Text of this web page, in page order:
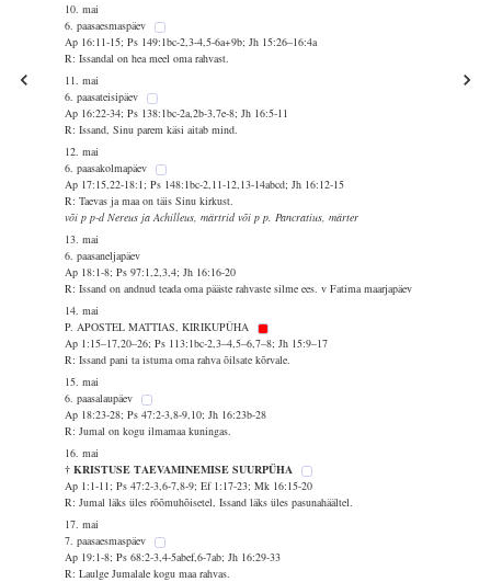
10. mai
6. paasaesmaspäev
Ap 16:11-15; Ps 149:1bc-2,3-4,5-6a+9b; Jh 15:26–16:4a
R: Issandal on hea meel oma rahvast.
11. mai
6. paasateisipäev
Ap 16:22-34; Ps 138:1bc-2a,2b-3,7e-8; Jh 16:5-11
R: Issand, Sinu parem käsi aitab mind.
12. mai
6. paasakolmapäev
Ap 17:15,22-18:1; Ps 148:1bc-2,11-12,13-14abcd; Jh 16:12-15
R: Taevas ja maa on täis Sinu kirkust.
või p p-d Nereus ja Achilleus, märtrid või p p. Pancratius, märter
13. mai
6. paasaneljapäev
Ap 18:1-8; Ps 97:1,2,3,4; Jh 16:16-20
R: Issand on andnud teada oma pääste rahvaste silme ees. v Fatima maarjapäev
14. mai
P. APOSTEL MATTIAS, KIRIKUPÜHA
Ap 1:15–17,20–26; Ps 113:1bc-2,3–4,5–6,7–8; Jh 15:9–17
R: Issand pani ta istuma oma rahva õilsate kõrvale.
15. mai
6. paasalaupäev
Ap 18:23-28; Ps 47:2-3,8-9,10; Jh 16:23b-28
R: Jumal on kogu ilmamaa kuningas.
16. mai
† KRISTUSE TAEVAMINEMISE SUURPÜHA
Ap 1:1-11; Ps 47:2-3,6-7,8-9; Ef 1:17-23; Mk 16:15-20
R: Jumal läks üles rõõmuhõisetel, Issand läks üles pasunahäältel.
17. mai
7. paasaesmaspäev
Ap 19:1-8; Ps 68:2-3,4-5abef,6-7ab; Jh 16:29-33
R: Laulge Jumalale kogu maa rahvas.